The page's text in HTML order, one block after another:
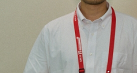
地球システム領域